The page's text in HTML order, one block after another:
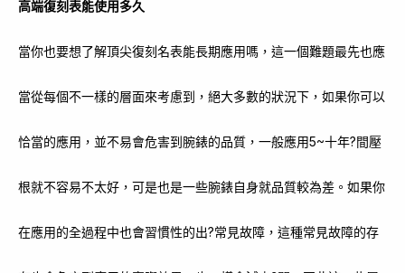
高端復刻表能使用多久
當你也要想了解頂尖復刻名表能長期應用嗎，這一個難題最先也應
當從每個不一樣的層面來考慮到，絕大多數的狀況下，如果你可以
恰當的應用，並不易會危害到腕錶的品質，一般應用5~十年?間壓
根就不容易不太好，可是也是一些腕錶自身就品質較為差。如果你
在應用的全過程中也會習慣性的出?常見故障，這種常見故障的存